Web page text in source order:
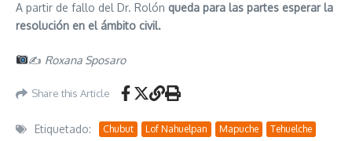
A partir de fallo del Dr. Rolón queda para las partes esperar la
resolución en el ámbito civil.
✍ Roxana Sposaro
Share this Article
Etiquetado: Chubut Lof Nahuelpan Mapuche Tehuelche